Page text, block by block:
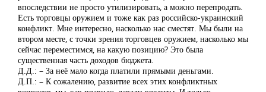
впоследствии не просто утилизировать, а можно перепродать.
Есть торговцы оружием и тоже как раз российско-украинский
конфликт. Мне интересно, насколько нас сместят. Мы были на
втором месте, с точки зрения торговцев оружием, насколько мы
сейчас переместимся, на какую позицию? Это была
существенная часть доходов бюджета.
Д.Д.: – За неё мало когда платили прямыми деньгами.
Д.П.: – К сожалению, развитие всех этих конфликтных